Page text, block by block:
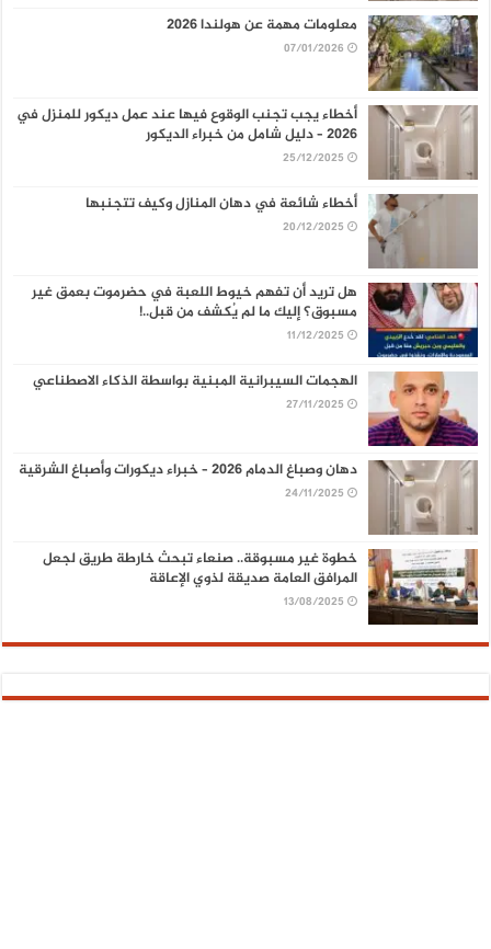
معلومات مهمة عن هولندا 2026
07/01/2026
أخطاء يجب تجنب الوقوع فيها عند عمل ديكور للمنزل في
2026 – دليل شامل من خبراء الديكور
25/12/2025
أخطاء شائعة في دهان المنازل وكيف تتجنبها
20/12/2025
هل تريد أن تفهم خيوط اللعبة في حضرموت بعمق غير
مسبوق؟ إليك ما لم يُكشف من قبل..!
11/12/2025
الهجمات السيبرانية المبنية بواسطة الذكاء الاصطناعي
27/11/2025
دهان وصباغ الدمام 2026 – خبراء ديكورات وأصباغ الشرقية
24/11/2025
خطوة غير مسبوقة.. صنعاء تبحث خارطة طريق لجعل
المرافق العامة صديقة لذوي الإعاقة
13/08/2025